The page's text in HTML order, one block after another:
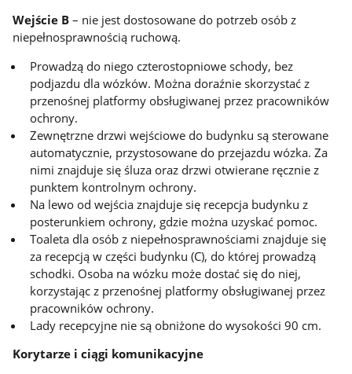
Wejście B – nie jest dostosowane do potrzeb osób z
niepełnosprawnością ruchową.
Prowadzą do niego czterostopniowe schody, bez
podjazdu dla wózków. Można doraźnie skorzystać z
przenośnej platformy obsługiwanej przez pracowników
ochrony.
Zewnętrzne drzwi wejściowe do budynku są sterowane
automatycznie, przystosowane do przejazdu wózka. Za
nimi znajduje się śluza oraz drzwi otwierane ręcznie z
punktem kontrolnym ochrony.
Na lewo od wejścia znajduje się recepcja budynku z
posterunkiem ochrony, gdzie można uzyskać pomoc.
Toaleta dla osób z niepełnosprawnościami znajduje się
za recepcją w części budynku (C), do której prowadzą
schodki. Osoba na wózku może dostać się do niej,
korzystając z przenośnej platformy obsługiwanej przez
pracowników ochrony.
Lady recepcyjne nie są obniżone do wysokości 90 cm.
Korytarze i ciągi komunikacyjne